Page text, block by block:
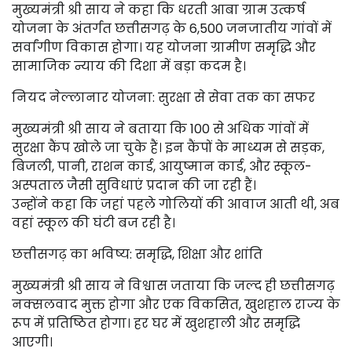
मुख्यमंत्री श्री साय ने कहा कि धरती आबा ग्राम उत्कर्ष
योजना के अंतर्गत छत्तीसगढ़ के 6,500 जनजातीय गांवों में
सर्वांगीण विकास होगा। यह योजना ग्रामीण समृद्धि और
सामाजिक न्याय की दिशा में बड़ा कदम है।
नियद नेल्लानार योजना: सुरक्षा से सेवा तक का सफर
मुख्यमंत्री श्री साय ने बताया कि 100 से अधिक गांवों में
सुरक्षा कैंप खोले जा चुके हैं। इन कैंपों के माध्यम से सड़क,
बिजली, पानी, राशन कार्ड, आयुष्मान कार्ड, और स्कूल-
अस्पताल जैसी सुविधाएं प्रदान की जा रही हैं।
उन्होंने कहा कि जहां पहले गोलियों की आवाज आती थी, अब
वहां स्कूल की घंटी बज रही है।
छत्तीसगढ़ का भविष्य: समृद्धि, शिक्षा और शांति
मुख्यमंत्री श्री साय ने विश्वास जताया कि जल्द ही छत्तीसगढ़
नक्सलवाद मुक्त होगा और एक विकसित, खुशहाल राज्य के
रूप में प्रतिष्ठित होगा। हर घर में खुशहाली और समृद्धि
आएगी।